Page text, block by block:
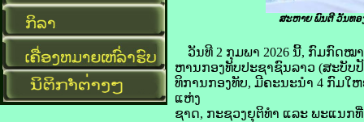
ສະຫາຍ ພົນຕີ ວັນທອ
ວັນທີ 2 ກຸມພາ 2026 ນີ້, ກົມກົດໝ
ຫານກອງທັບປະຊາຊົນລາວ (ສະບັບ
ທິການກອງທັບ, ມີຄະນະນຳ 4 ກົມ
ແຫ່ງ
ຊາດ, ກະຊວງຍຸຕິທຳ ແລະ ພະແນກ